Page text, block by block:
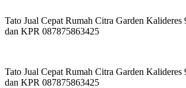
Tato Jual Cepat Rumah Citra Garden
dan KPR 087875863425
Tato Jual Cepat Rumah Citra Garden
dan KPR 087875863425